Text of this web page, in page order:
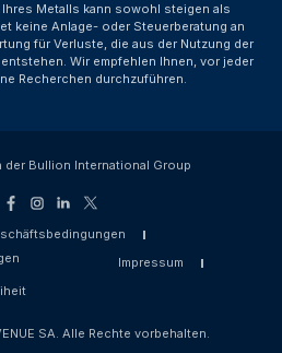
Metalls kann sowohl steigen als
keine Anlage- oder Steuerberatung an
für Verluste, die aus der Nutzung der
Wir empfehlen Ihnen, vor jeder
Recherchen durchzuführen.
der Bullion International Group
Impressum
SA. Alle Rechte vorbehalten.